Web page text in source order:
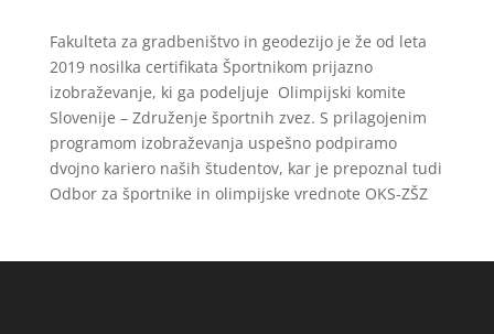
Fakulteta za gradbeništvo in geodezijo je že od leta
2019 nosilka certifikata Športnikom prijazno
izobraževanje, ki ga podeljuje Olimpijski komite
Slovenije – Združenje športnih zvez. S prilagojenim
programom izobraževanja uspešno podpiramo
dvojno kariero naših študentov, kar je prepoznal tudi
Odbor za športnike in olimpijske vrednote OKS-ZŠZ